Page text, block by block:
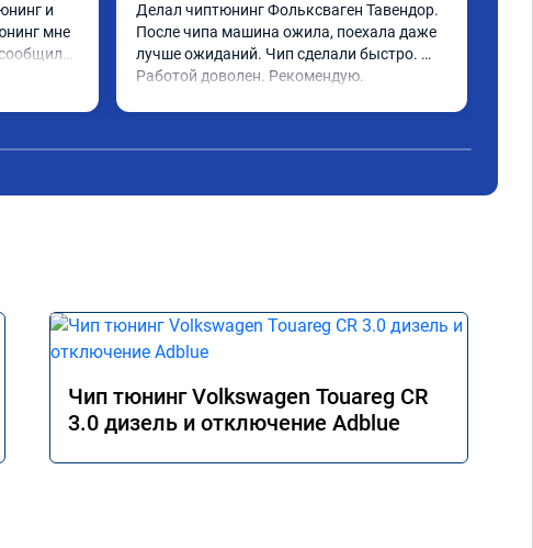
и
мне
Делал чиптюнинг Фольксваген Тавендор.
После чипа машина ожила, поехала даже
лучше ожиданий. Чип сделали быстро.
Работой доволен. Рекомендую.
Чип тюнинг Volkswagen Touareg CR
3.0 дизель и отключение Adblue